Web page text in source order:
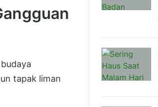
tapak liman